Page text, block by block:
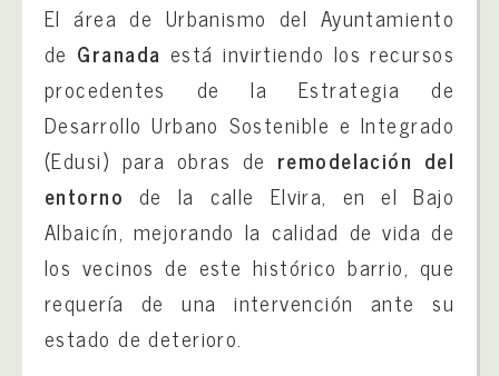
El área de Urbanismo del Ayuntamiento
de Granadaestá invirtiendo los recursos
procedentes de la Estrategia de
Desarrollo Urbano Sostenible e Integrado
(Edusi) para obras de remodelación del
entorno de la calle Elvira, en el Bajo
Albaicín, mejorando la calidad de vida de
los vecinos de este histórico barrio, que
requería de una intervención ante su
estado de deterioro.